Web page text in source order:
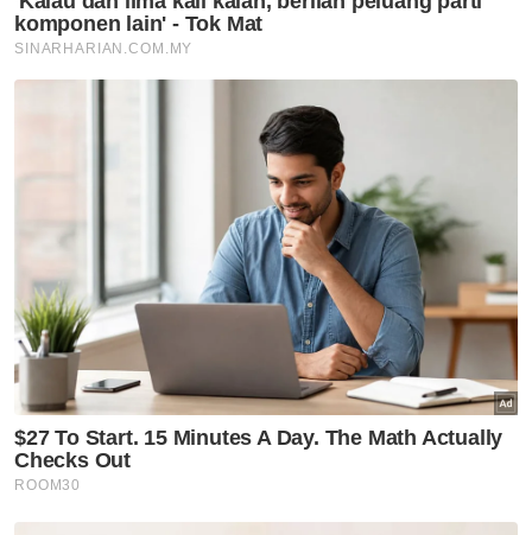
menyalahgunakan lesen perniagaan dan visa.
komitmen politik di peringkat tertinggi. Apa
yang diperlukan kini ialah satu mekanisme
institusi yang mampan bagi memastikan
komitmen itu dapat diterjemahkan secara
berterusan.
Senarai hitam kebangsaan yang merangkumi
penjual dan pengendali premis tanpa
pengecualian merupakan mekanisme yang
dimaksudkan. Ia akan memastikan bahawa
akibat daripada penglibatan dalam
perdagangan ini tidak lenyap begitu sahaja
selepas setiap kitaran penguatkuasaan